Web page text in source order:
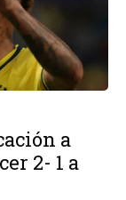
a
2- 1 a